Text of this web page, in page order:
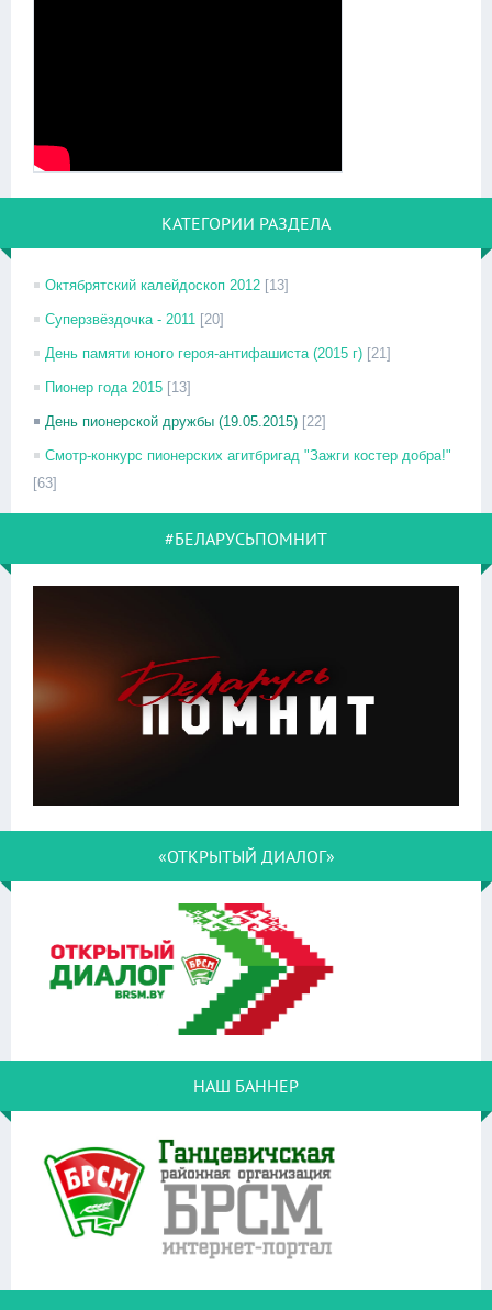
КАТЕГОРИИ РАЗДЕЛА
Октябрятский калейдоскоп 2012 [13]
Суперзвёздочка - 2011 [20]
День памяти юного героя-антифашиста (2015 г) [21]
Пионер года 2015 [13]
День пионерской дружбы (19.05.2015) [22]
Смотр-конкурс пионерских агитбригад "Зажги костер добра!"
[63]
#БЕЛАРУСЬПОМНИТ
«ОТКРЫТЫЙ ДИАЛОГ»
НАШ БАННЕР